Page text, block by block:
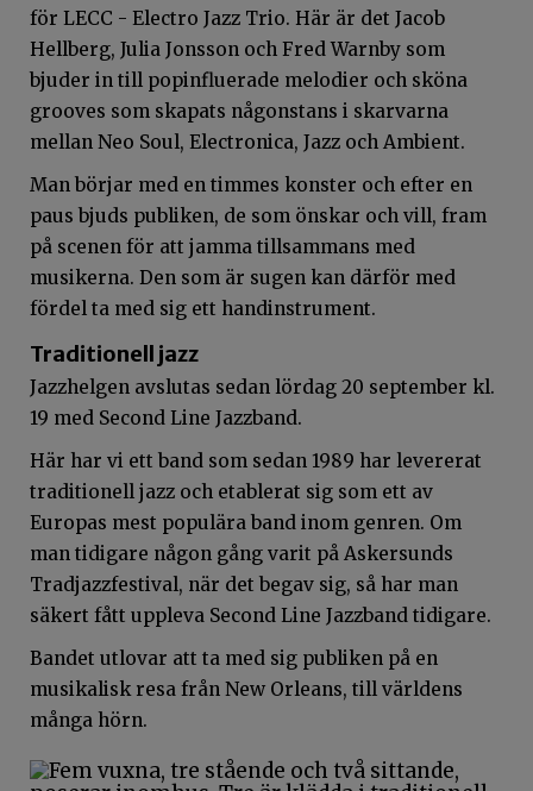
för LECC - Electro Jazz Trio. Här är det Jacob
Hellberg, Julia Jonsson och Fred Warnby som
bjuder in till popinfluerade melodier och sköna
grooves som skapats någonstans i skarvarna
mellan Neo Soul, Electronica, Jazz och Ambient.
Man börjar med en timmes konster och efter en
paus bjuds publiken, de som önskar och vill, fram
på scenen för att jamma tillsammans med
musikerna. Den som är sugen kan därför med
fördel ta med sig ett handinstrument.
Traditionell jazz
Jazzhelgen avslutas sedan lördag 20 september kl.
19 med Second Line Jazzband.
Här har vi ett band som sedan 1989 har levererat
traditionell jazz och etablerat sig som ett av
Europas mest populära band inom genren. Om
man tidigare någon gång varit på Askersunds
Tradjazzfestival, när det begav sig, så har man
säkert fått uppleva Second Line Jazzband tidigare.
Bandet utlovar att ta med sig publiken på en
musikalisk resa från New Orleans, till världens
många hörn.